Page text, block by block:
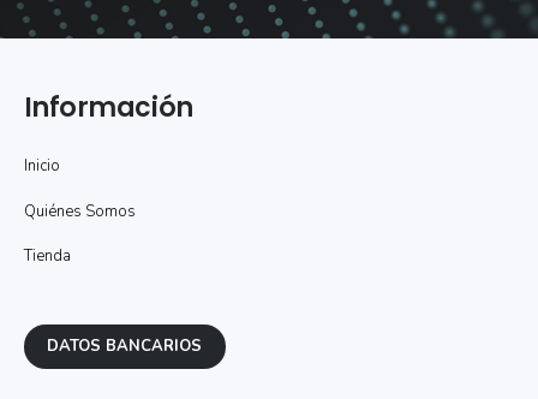
Información
Inicio
Quiénes Somos
Tienda
DATOS BANCARIOS